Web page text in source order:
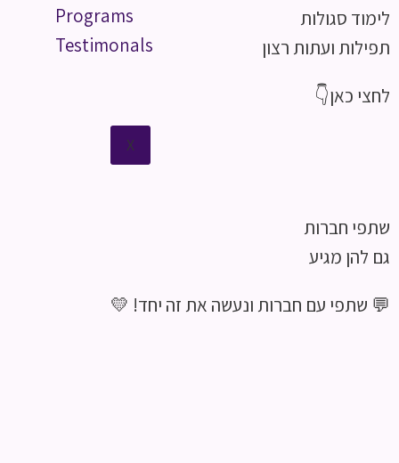
Programs
Testimonals
X
לימוד סגולות
תפילות ועתות רצון
לחצי כאן👇
שתפי חברות
גם להן מגיע
💬 שתפי עם חברות ונעשה את זה יחד! 💛